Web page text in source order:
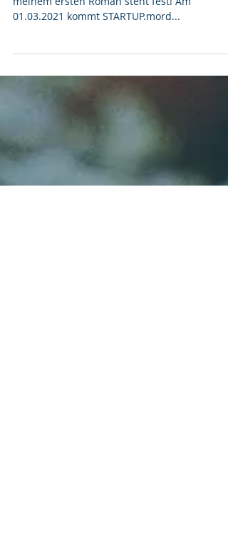
fest! Am 01.03.21 kommt
Es ist soweit! Der Erscheinungstermin von
meinem ersten Roman steht fest! Am
01.03.2021 kommt STARTUP.mord...